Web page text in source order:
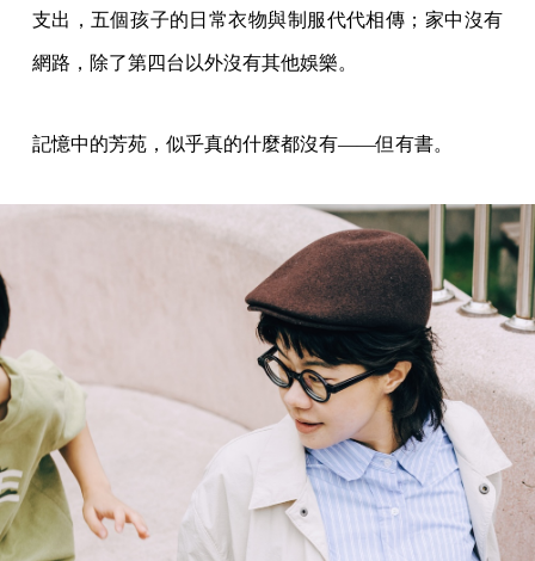
支出，五個孩子的日常衣物與制服代代相傳；家中沒有
網路，除了第四台以外沒有其他娛樂。
記憶中的芳苑，似乎真的什麼都沒有——但有書。